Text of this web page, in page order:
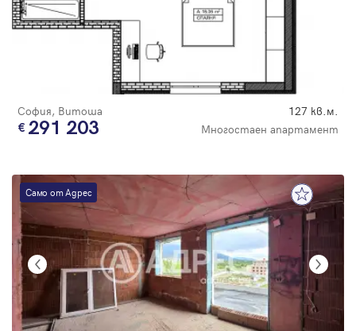
София, Витоша 127 кв.м.
291 203 Многостаен апартамент
Само от Адрес